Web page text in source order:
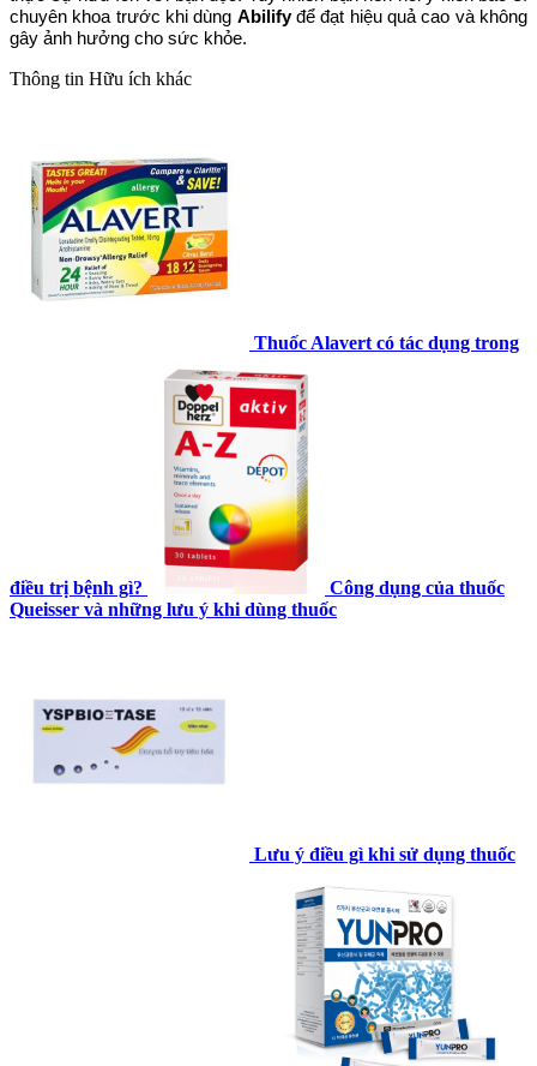
chuyên khoa trước khi dùng Abilify để đạt hiệu quả cao và không
gây ảnh hưởng cho sức khỏe.
Thông tin Hữu ích khác
Thuốc Alavert có tác dụng trong
điều trị bệnh gì?
Công dụng của thuốc
Queisser và những lưu ý khi dùng thuốc
Lưu ý điều gì khi sử dụng thuốc